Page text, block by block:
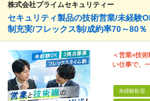
株式会社プライムセキュリティー
セキュリティ製品の技術営業/未経験
制充実/フレックス制/成約率70～80％
＜営業×技
い仕事で、
未経験歓迎